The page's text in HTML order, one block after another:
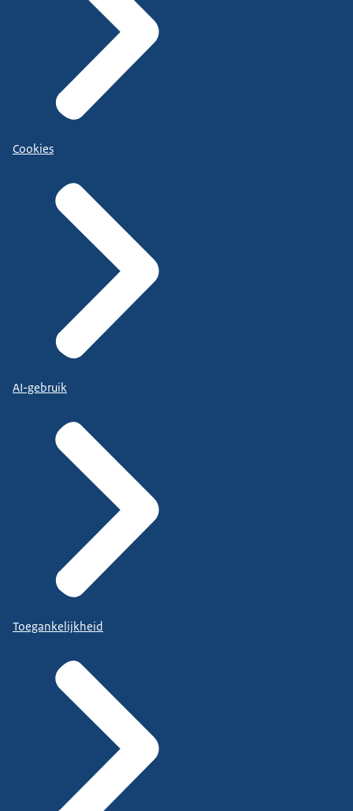
Cookies
AI-gebruik
Toegankelijkheid